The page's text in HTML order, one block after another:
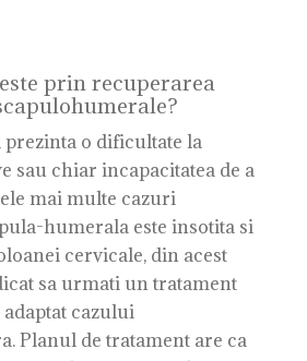
prin recuperarea
o dificultate la
sau chiar incapacitatea de a
mai multe cazuri
humerala este insotita si
cervicale, din acest
sa urmati un tratament
cazului
Planul de tratament are ca